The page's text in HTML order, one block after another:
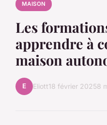
MAISON
Les
apprendre à
maison
E Eliott18 février 20258